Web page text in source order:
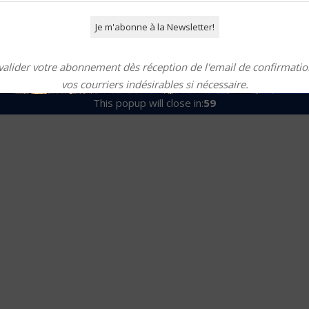
This popup will close in:58
votre abonnement dès réception de l'email de
vos courriers indésirables si nécessaire.